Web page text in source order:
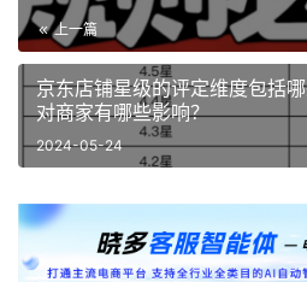
上一篇
京东店铺星级的评定维度包括
对商家有哪些影响？
2024-05-24